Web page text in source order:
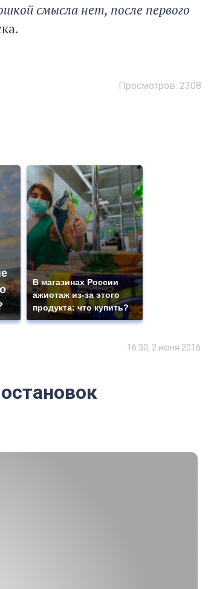
смысла нет, после первого
Просмотров: 2308
В магазинах России
ажиотаж из-за этого
продукта: что купить?
16:30, 2 июня 2016